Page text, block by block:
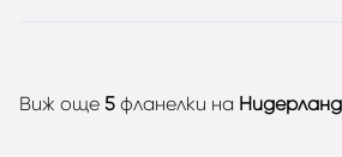
титуляр и записва пълни 90
има на своята визитка 73
Виж още 5 фланелки на